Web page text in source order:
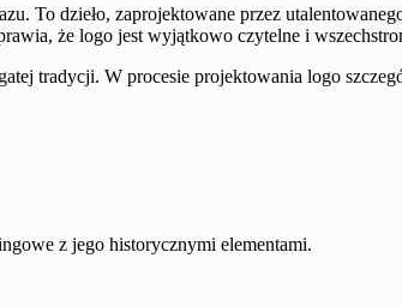
To dzieło, zaprojektowane przez
że logo jest wyjątkowo czytelne i
tradycji. W procesie projektowania logo
z jego historycznymi elementami.